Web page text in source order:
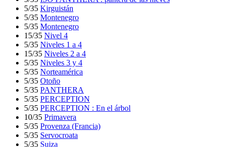
5/35 Kirguistán
5/35 Montenegro
5/35 Montenegro
15/35 Nivel 4
5/35 Niveles 1 a 4
15/35 Niveles 2 a 4
5/35 Niveles 3 y 4
5/35 Norteamérica
5/35 Otoño
5/35 PANTHERA
5/35 PERCEPTION
5/35 PERCEPTION : En el árbol
10/35 Primavera
5/35 Provenza (Francia)
5/35 Servocroata
5/35 Suiza